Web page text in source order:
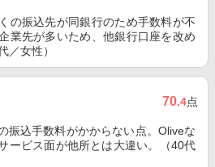
の振込先が同銀行のため手数料が不
業先が多いため、他銀行口座を改め
／女性）
70.4点
振込手数料がかからない点。Oliveな
ービス面が他所とは大違い。（40代